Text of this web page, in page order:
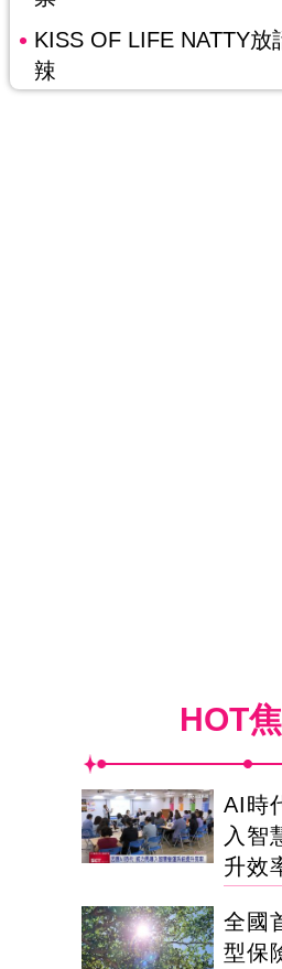
KISS OF LIFE NATTY放
辣
HOT
AI時
入智
升效
全國
型保